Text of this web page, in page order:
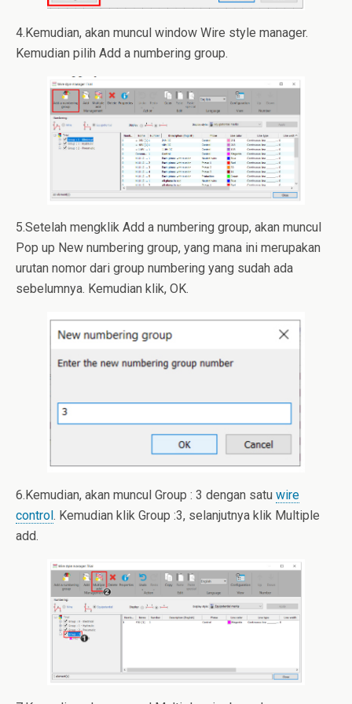
4.Kemudian, akan muncul window Wire style manager.
Kemudian pilih Add a numbering group.
5.Setelah mengklik Add a numbering group, akan muncul
Pop up New numbering group, yang mana ini merupakan
urutan nomor dari group numbering yang sudah ada
sebelumnya. Kemudian klik, OK.
6.Kemudian, akan muncul Group : 3 dengan satu wire
control. Kemudian klik Group :3, selanjutnya klik Multiple
add.